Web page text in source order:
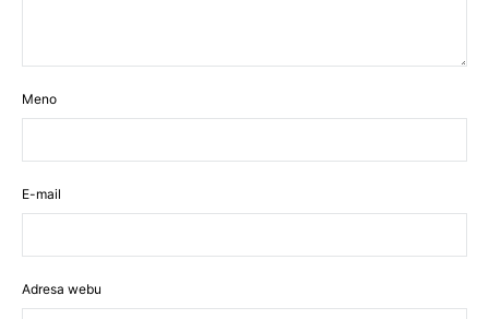
Meno
E-mail
Adresa webu